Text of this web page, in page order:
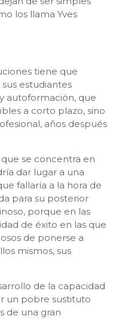
los llama Yves
tiene que
estudiantes
autoformación, que
a corto plazo, sino
años después
se concentra en
dar lugar a una
fallaría a la hora de
para su posterior
porque en las
de éxito en las que
de ponerse a
mismos, sus
de la capacidad
un pobre sustituto
de una gran